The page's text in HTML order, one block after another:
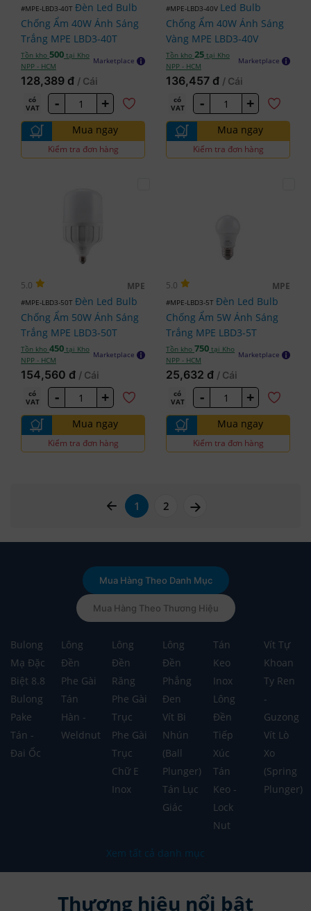
#MPE-LBD3-40T Đèn Led Bulb
Chống Ẩm 40W Ánh Sáng
Trắng MPE LBD3-40T
Tồn kho 500 tại Kho
NPP - HCM
Marketplace
128,389 đ / Cái
có
VAT
- +
Mua ngay
Kiểm tra đơn hàng
#MPE-LBD3-40V Led Bulb
Chống Ẩm 40W Ánh Sáng
Vàng MPE LBD3-40V
Tồn kho 25 tại Kho
NPP - HCM
Marketplace
136,457 đ / Cái
có
VAT
- +
Mua ngay
Kiểm tra đơn hàng
5.0 MPE
#MPE-LBD3-50T Đèn Led Bulb
Chống Ẩm 50W Ánh Sáng
Trắng MPE LBD3-50T
Tồn kho 450 tại Kho
NPP - HCM
Marketplace
154,560 đ / Cái
có
VAT
- +
Mua ngay
Kiểm tra đơn hàng
5.0 MPE
#MPE-LBD3-5T Đèn Led Bulb
Chống Ẩm 5W Ánh Sáng
Trắng MPE LBD3-5T
Tồn kho 750 tại Kho
NPP - HCM
Marketplace
25,632 đ / Cái
có
VAT
- +
Mua ngay
Kiểm tra đơn hàng
page left arrow
1 2
Mua Hàng Theo Danh Mục
Mua Hàng Theo Thương Hiệu
Bulong
Mạ Đặc
Biệt 8.8
Bulong
Pake
Tán -
Đai Ốc
Lông
Đền
Phe Gài
Tán
Hàn -
Weldnut
Lông
Đền
Răng
Phe Gài
Trục
Phe Gài
Trục
Chữ E
Inox
Lông
Đền
Phẳng
Đen
Vít Bi
Nhún
(Ball
Plunger)
Tán Lục
Giác
Tán
Keo
Inox
Lông
Đền
Tiếp
Xúc
Tán
Keo -
Lock
Nut
Vít Tự
Khoan
Ty Ren
-
Guzong
Vít Lò
Xo
(Spring
Plunger)
Xem tất cả danh mục
Thương hiệu nổi bật